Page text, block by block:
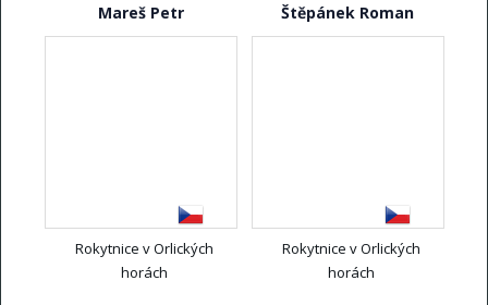
Mareš Petr
Rokytnice v Orlických
horách
Štěpánek Roman
Rokytnice v Orlických
horách